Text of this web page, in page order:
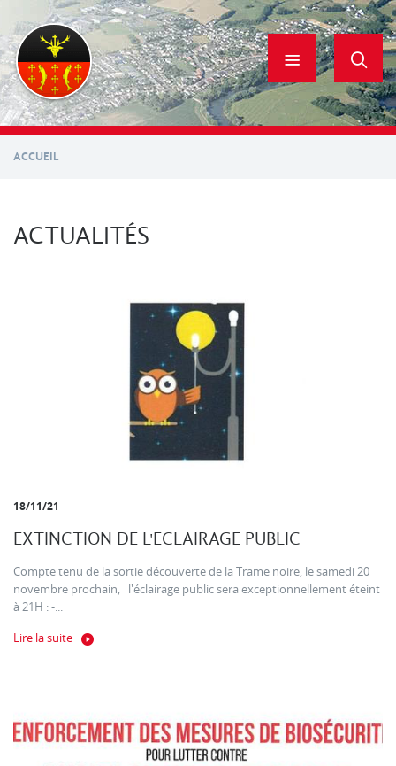
contenu
principal
ACCUEIL
ACTUALITÉS
18/11/21
EXTINCTION DE L'ECLAIRAGE PUBLIC
Compte tenu de la sortie découverte de la Trame noire, le samedi 20
novembre prochain, l'éclairage public sera exceptionnellement éteint
à 21H : -...
Lire la suite